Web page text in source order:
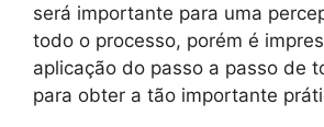
será importante para uma
todo o processo, porém é
aplicação do passo a passo de
para obter a tão importante